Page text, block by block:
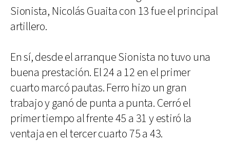
Sionista, Nicolás Guaita con 13 fue el principal
artillero.
En sí, desde el arranque Sionista no tuvo una
buena prestación. El 24 a 12 en el primer
cuarto marcó pautas. Ferro hizo un gran
trabajo y ganó de punta a punta. Cerró el
primer tiempo al frente 45 a 31 y estiró la
ventaja en el tercer cuarto 75 a 43.